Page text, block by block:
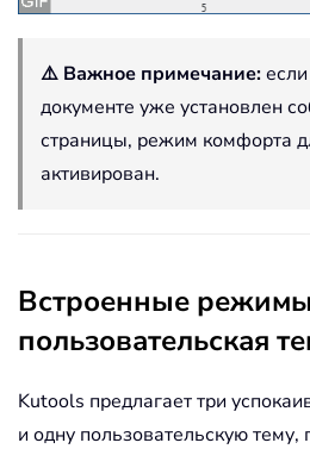
⚠️ Важное примечание:
документе уже установлен
страницы, режим комфорта
активирован.
Встроенные
пользовательская
Kutools предлагает три
и одну пользовательскую